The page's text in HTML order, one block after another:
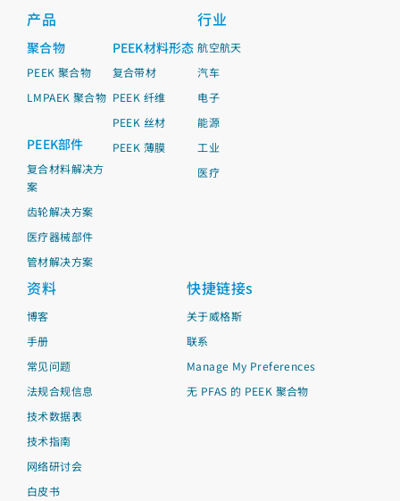
产品
聚合物
PEEK 聚合物
LMPAEK 聚合物
PEEK部件
复合材料解决方
案
齿轮解决方案
医疗器械部件
管材解决方案
PEEK材料形态
复合带材
PEEK 纤维
PEEK 丝材
PEEK 薄膜
行业
航空航天
汽车
电子
能源
工业
医疗
资料
博客
手册
常见问题
法规合规信息
技术数据表
技术指南
网络研讨会
白皮书
快捷链接s
关于威格斯
联系
Manage My Preferences
无 PFAS 的 PEEK 聚合物